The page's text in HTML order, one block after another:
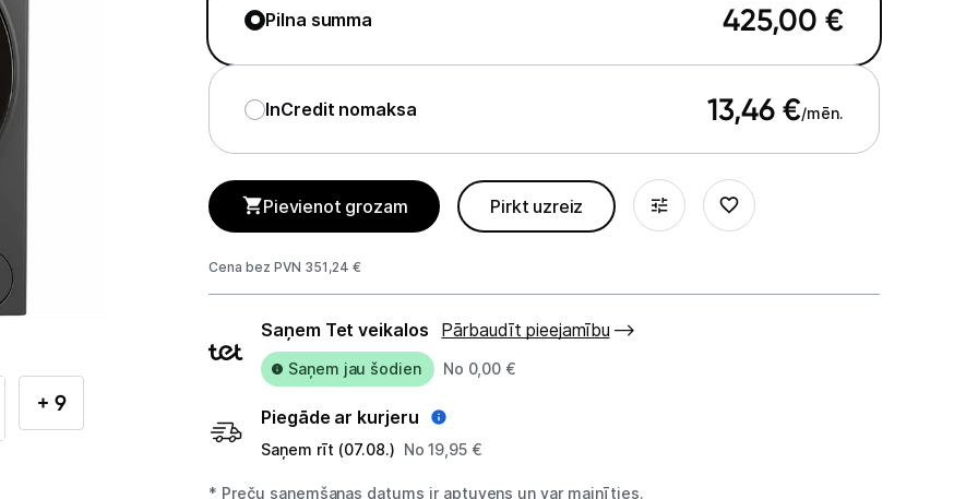
Telefoni, planšetdatori
Trauku mazgājamās mašīnas
+ 9
Pilna summa 425,00 €
InCredit nomaksa 13,46 €/mēn.
Pievienot grozam Pirkt uzreiz
Cena bez PVN 351,24 €
Piegādes
veidi
Saņem Tet veikalos Pārbaudīt pieejamību
Saņem jau šodien No 0,00 €
Piegāde ar kurjeru
Saņem rīt (07.08.) No 19,95 €
* Preču saņemšanas datums ir aptuvens un var mainīties.